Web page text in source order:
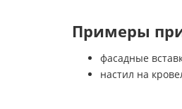
Примеры
фасадные
настил на